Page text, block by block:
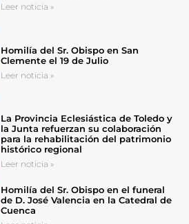
Leer noticia »
Homilía del Sr. Obispo en San
Clemente el 19 de Julio
Leer noticia »
La Provincia Eclesiástica de Toledo y
la Junta refuerzan su colaboración
para la rehabilitación del patrimonio
histórico regional
Leer noticia »
Homilía del Sr. Obispo en el funeral
de D. José Valencia en la Catedral de
Cuenca